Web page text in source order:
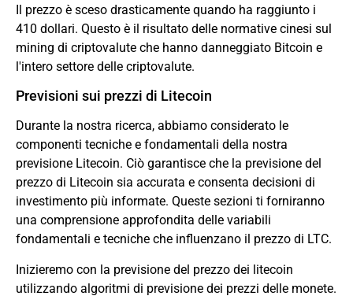
Il prezzo è sceso drasticamente quando ha raggiunto i
410 dollari. Questo è il risultato delle normative cinesi sul
mining di criptovalute che hanno danneggiato Bitcoin e
l'intero settore delle criptovalute.
Previsioni sui prezzi di Litecoin
Durante la nostra ricerca, abbiamo considerato le
componenti tecniche e fondamentali della nostra
previsione Litecoin. Ciò garantisce che la previsione del
prezzo di Litecoin sia accurata e consenta decisioni di
investimento più informate. Queste sezioni ti forniranno
una comprensione approfondita delle variabili
fondamentali e tecniche che influenzano il prezzo di LTC.
Inizieremo con la previsione del prezzo dei litecoin
utilizzando algoritmi di previsione dei prezzi delle monete.